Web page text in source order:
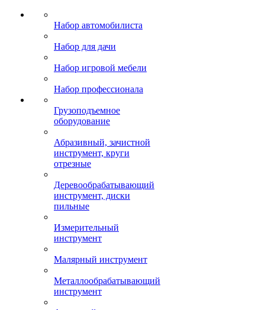
Набор автомобилиста
Набор для дачи
Набор игровой мебели
Набор профессионала
Грузоподъемное
оборудование
Абразивный, зачистной
инструмент, круги
отрезные
Деревообрабатывающий
инструмент, диски
пильные
Измерительный
инструмент
Малярный инструмент
Металлообрабатывающий
инструмент